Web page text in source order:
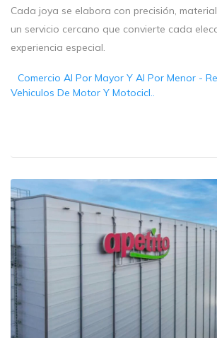
Cada joya se elabora con precisión,
un servicio cercano que convierte cada
experiencia especial.
Comercio Al Por Mayor Y Al Por Menor -
Vehiculos De Motor Y Motocicl..